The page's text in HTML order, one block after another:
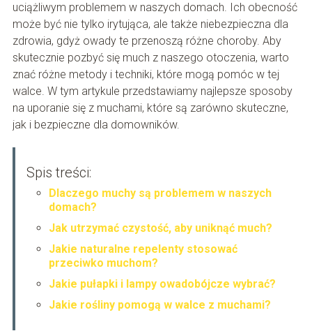
uciążliwym problemem w naszych domach. Ich obecność
może być nie tylko irytująca, ale także niebezpieczna dla
zdrowia, gdyż owady te przenoszą różne choroby. Aby
skutecznie pozbyć się much z naszego otoczenia, warto
znać różne metody i techniki, które mogą pomóc w tej
walce. W tym artykule przedstawiamy najlepsze sposoby
na uporanie się z muchami, które są zarówno skuteczne,
jak i bezpieczne dla domowników.
Spis treści:
Dlaczego muchy są problemem w naszych
domach?
Jak utrzymać czystość, aby uniknąć much?
Jakie naturalne repelenty stosować
przeciwko muchom?
Jakie pułapki i lampy owadobójcze wybrać?
Jakie rośliny pomogą w walce z muchami?